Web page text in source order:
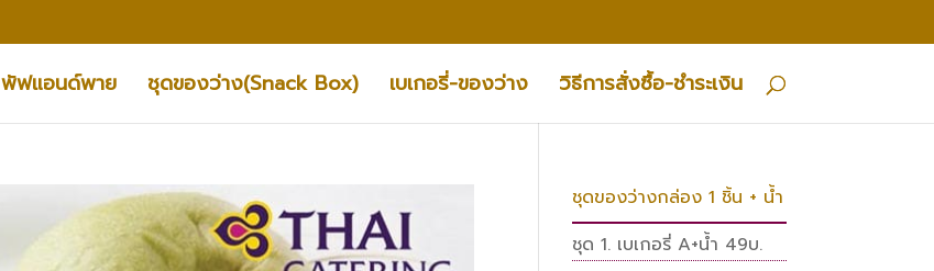
พัฟแอนด์พาย ชุดของว่าง(Snack Box) เบเกอรี่-ของว่าง วิธีการสั่งซื้อ-ชำระเงิน
ชุดของว่างกล่อง 1 ชิ้น + น้ำ
ชุด 1. เบเกอรี่ A+น้ำ 49บ.